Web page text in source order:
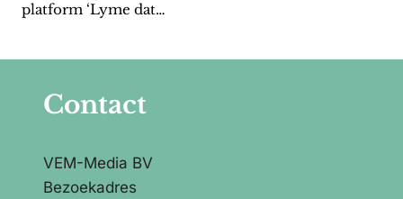
platform ‘Lyme dat
Contact
VEM-Media BV
Bezoekadres